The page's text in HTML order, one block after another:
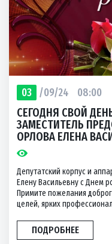
03 /09/24 08:00
СЕГОДНЯ СВОЙ
ЗАМЕСТИТЕЛЬ
ОРЛОВА ЕЛЕНА
Депутатский корпус и
Елену Васильевну с Днем
Примите пожелания
целей, ярких
ПОДРОБНЕЕ